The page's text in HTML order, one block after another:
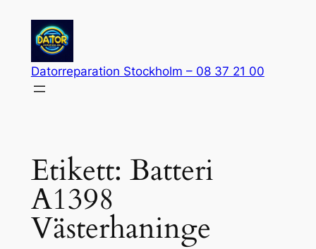
innehåll
Datorreparation Stockholm – 08 37 21 00
Etikett: Batteri
A1398
Västerhaninge